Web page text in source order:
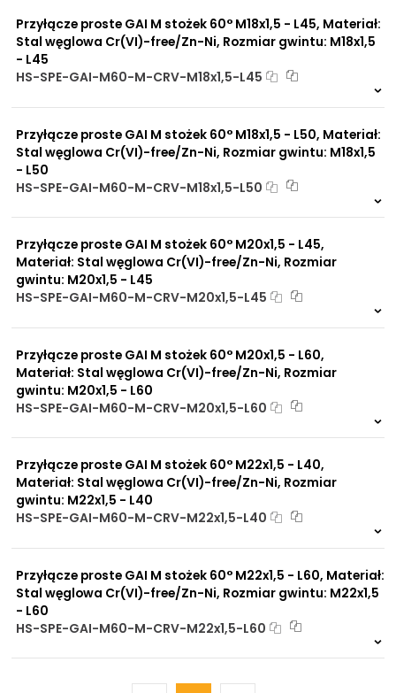
Dobre przewodnictwo
cieplne
Praca w trudnych
warunkach
Duży wybór materiałów
obciążeń mechanicznych
Odporność na działanie
Przyłącze proste GAI M stożek 60° M18x1,5 - L45, Materiał:
Stal węglowa Cr(VI)-free/Zn-Ni, Rozmiar gwintu: M18x1,5
- L45
HS-SPE-GAI-M60-M-CRV-M18x1,5-L45
Przyłącze proste GAI M stożek 60° M18x1,5 - L50, Materiał:
Stal węglowa Cr(VI)-free/Zn-Ni, Rozmiar gwintu: M18x1,5
- L50
HS-SPE-GAI-M60-M-CRV-M18x1,5-L50
Przyłącze proste GAI M stożek 60° M20x1,5 - L45,
Materiał: Stal węglowa Cr(VI)-free/Zn-Ni, Rozmiar
gwintu: M20x1,5 - L45
HS-SPE-GAI-M60-M-CRV-M20x1,5-L45
Przyłącze proste GAI M stożek 60° M20x1,5 - L60,
Materiał: Stal węglowa Cr(VI)-free/Zn-Ni, Rozmiar
gwintu: M20x1,5 - L60
HS-SPE-GAI-M60-M-CRV-M20x1,5-L60
Przyłącze proste GAI M stożek 60° M22x1,5 - L40,
Materiał: Stal węglowa Cr(VI)-free/Zn-Ni, Rozmiar
gwintu: M22x1,5 - L40
HS-SPE-GAI-M60-M-CRV-M22x1,5-L40
Przyłącze proste GAI M stożek 60° M22x1,5 - L60, Materiał:
Stal węglowa Cr(VI)-free/Zn-Ni, Rozmiar gwintu: M22x1,5
- L60
HS-SPE-GAI-M60-M-CRV-M22x1,5-L60